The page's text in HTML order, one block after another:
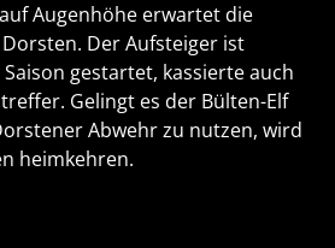
Augenhöhe erwartet die
Der Aufsteiger ist
gestartet, kassierte auch
Gelingt es der Bülten-Elf
Abwehr zu nutzen, wird
heimkehren.